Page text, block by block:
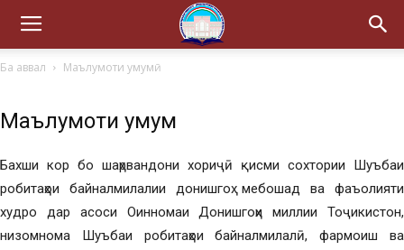
Ба аввал Маълумоти умумӣ
Маълумоти умумӣ
Бахши кор бо шаҳрвандони хориҷӣ қисми сохтории Шуъбаи
робитаҳои байналмилалии донишгоҳ мебошад ва фаъолияти
худро дар асоси Оинномаи Донишгоҳи миллии Тоҷикистон,
низомнома Шуъбаи робитаҳои байналмилалӣ, фармоиш ва